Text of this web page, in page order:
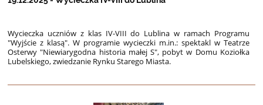
Wycieczka uczniów z klas IV-VIII do Lublina w ramach Programu
"Wyjście z klasą". W programie wycieczkim.in.: spektakl w Teatrze
Osterwy "Niewiarygodna historia małej S", pobyt w Domu Koziołka
Lubelskiego,zwiedzanie Rynku Starego Miasta.